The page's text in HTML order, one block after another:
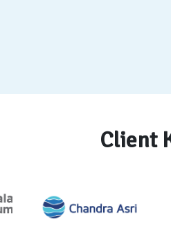
Client